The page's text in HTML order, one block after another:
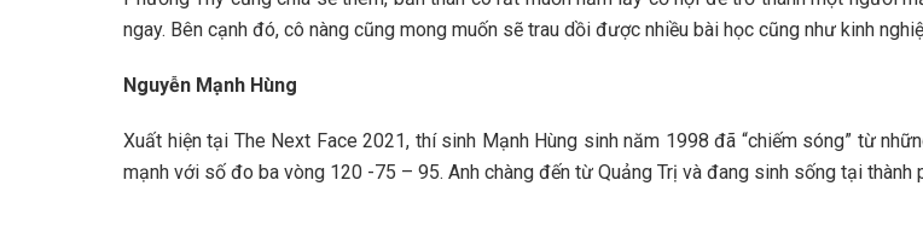
ngay. Bên cạnh đó, cô nàng cũng mong muốn sẽ trau dồi được nhiều bài học cũng như kinh
Nguyễn Mạnh Hùng
Xuất hiện tại The Next Face 2021, thí sinh Mạnh Hùng sinh năm 1998 đã “chiếm sóng” từ
mạnh với số đo ba vòng 120 -75 – 95. Anh chàng đến từ Quảng Trị và đang sinh sống tại thành